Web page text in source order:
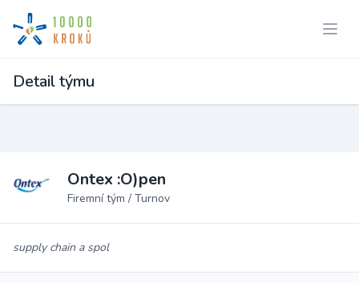
Detail týmu
Ontex :O)pen
Firemní tým / Turnov
supply chain a spol